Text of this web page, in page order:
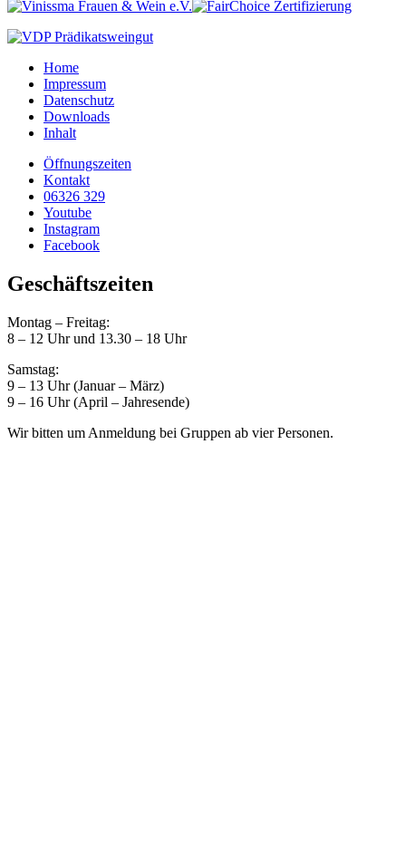
Home
Impressum
Datenschutz
Downloads
Inhalt
Öffnungszeiten
Kontakt
06326 329
Youtube
Instagram
Facebook
Geschäftszeiten
Montag – Freitag:
8 – 12 Uhr und 13.30 – 18 Uhr
Samstag:
9 – 13 Uhr (Januar – März)
9 – 16 Uhr (April – Jahresende)
Wir bitten um Anmeldung bei Gruppen ab vier Personen.